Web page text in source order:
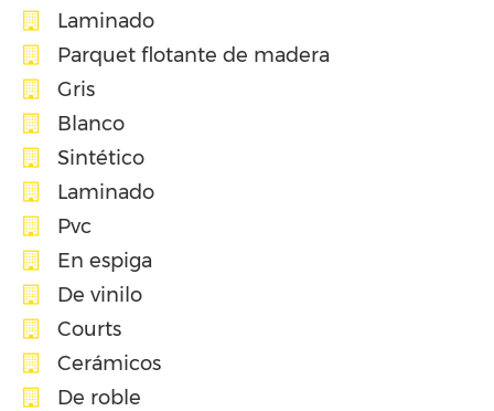
Laminado
Parquet flotante de madera
Gris
Blanco
Sintético
Laminado
Pvc
En espiga
De vinilo
Courts
Cerámicos
De roble